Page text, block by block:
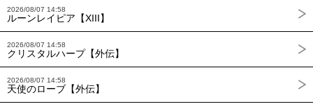
2026/08/07 14:58
ルーンレイピア【XIII】
2026/08/07 14:58
クリスタルハープ【外伝】
2026/08/07 14:58
天使のローブ【外伝】